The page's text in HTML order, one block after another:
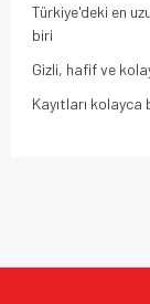
Türkiye'deki en
biri
Gizli, hafif ve
Kayıtları